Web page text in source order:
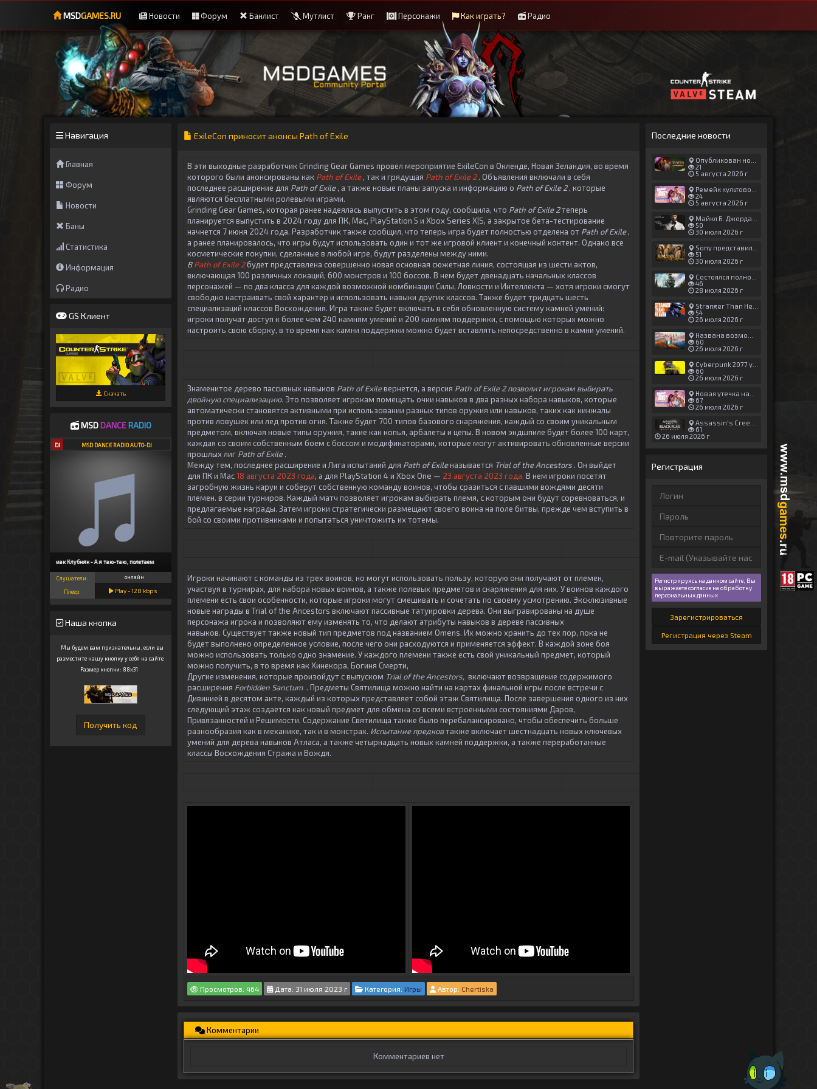
MSDGAMES.RU Новости Форум Банлист Мутлист Ранг Персонажи Как играть? Радио
Навигация
Главная
Форум
Новости
Баны
Статистика
Информация
Радио
GS Клиент
Скачать
MSDDANCE RADIO
DJ MSD DANCE RADIO AUTO-DJ
Смак Клубняк - А я таю-таю, полетаем
Слушатели: онлайн
Плеер: Play -128 kbps
Наша кнопка
Мы будем вам признательны, если вы
разместите нашу кнопку у себя на сайте.
Размер кнопки: 88x31
ExileCon приносит анонсы Path of Exile
В эти выходные разработчик Grinding Gear Games провел мероприятие ExileCon в Окленде, Новая Зеландия, во время
которого были анонсированы как Path of Exile , так и грядущая Path of Exile 2 . Объявления включали в себя
последнее расширение для Path of Exile, а также новые планы запуска и информацию о Path of Exile 2, которые
являются бесплатными ролевыми играми.
Grinding Gear Games, которая ранее надеялась выпустить в этом году, сообщила, что Path of Exile 2теперь
планируется выпустить в 2024 году для ПК, Mac, PlayStation 5 и Xbox Series X|S, а закрытое бета-тестирование
начнется 7 июня 2024 года. Разработчик также сообщил, что теперь игра будет полностью отделена от Path of Exile,
а ранее планировалось, что игры будут использовать один и тот же игровой клиент и конечный контент. Однако все
косметические покупки, сделанные в любой игре, будут разделены между ними.
ВPath of Exile 2будет представлена ​​совершенно новая основная сюжетная линия, состоящая из шести актов,
включающая 100 различных локаций, 600 монстров и 100 боссов. В нем будет двенадцать начальных классов
персонажей — по два класса для каждой возможной комбинации Силы, Ловкости и Интеллекта — хотя игроки смогут
свободно настраивать свой характер и использовать навыки других классов. Также будет тридцать шесть
специализаций классов Восхождения. Игра также будет включать в себя обновленную систему камней умений:
игроки получат доступ к более чем 240 камням умений и 200 камням поддержки, с помощью которых можно
настроить свою сборку, в то время как камни поддержки можно будет вставлять непосредственно в камни умений.
Знаменитое дерево пассивных навыков Path of Exileвернется, а версия Path of Exile 2 позволит игрокам выбирать
двойную специализацию. Это позволяет игрокам помещать очки навыков в два разных набора навыков, которые
автоматически становятся активными при использовании разных типов оружия или навыков, таких как кинжалы
против ловушек или лед против огня. Также будет 700 типов базового снаряжения, каждый со своим уникальным
предметом, включая новые типы оружия, такие как копья, арбалеты и цепы. В новом эндшпиле будет более 100 карт,
каждая со своим собственным боем с боссом и модификаторами, которые могут активировать обновленные версии
прошлых лиг Path of Exile.
Между тем, последнее расширение и Лига испытаний для Path of Exileназывается Trial of the Ancestors . Он выйдет
для ПК и Mac18 августа 2023 года, а для PlayStation 4 и Xbox One — 23 августа 2023 года. В нем игроки посетят
загробную жизнь каруи и соберут собственную команду воинов, чтобы сразиться с павшими вождями десяти
племен. в серии турниров. Каждый матч позволяет игрокам выбирать племя, с которым они будут соревноваться, и
предлагаемые награды. Затем игроки стратегически размещают своего воина на поле битвы, прежде чем вступить в
бой со своими противниками и попытаться уничтожить их тотемы.
Игроки начинают с команды из трех воинов, но могут использовать пользу, которую они получают от племен,
участвуя в турнирах, для набора новых воинов, а также полевых предметов и снаряжения для них. У воинов каждого
племени есть свои особенности, которые игроки могут смешивать и сочетать по своему усмотрению. Эксклюзивные
новые награды в Trial of the Ancestors включают пассивные татуировки дерева. Они выгравированы на душе
персонажа игрока и позволяют ему изменять то, что делают атрибуты навыков в дереве пассивных
навыков. Существует также новый тип предметов под названием Omens. Их можно хранить до тех пор, пока не
будет выполнено определенное условие, после чего они расходуются и применяется эффект. В каждой зоне боя
можно использовать только одно знамение. У каждого племени также есть свой уникальный предмет, который
можно получить, в то время как Хинекора, Богиня Смерти,
Другие изменения, которые произойдут с выпуском Trial of the Ancestors, включают возвращение содержимого
расширения Forbidden Sanctum . Предметы Святилища можно найти на картах финальной игры после встречи с
Дивинией в десятом акте, каждый из которых представляет собой этаж Святилища. После завершения одного из них
следующий этаж создается как новый предмет для обмена со всеми встроенными состояниями Даров,
Привязанностей и Решимости. Содержание Святилища также было перебалансировано, чтобы обеспечить больше
разнообразия как в механике, так и в монстрах. Испытание предковтакже включает шестнадцать новых ключевых
умений для дерева навыков Атласа, а также четырнадцать новых камней поддержки, а также переработанные
классы Восхождения Стража и Вождя.
Просмотров: 464 Дата: 31 июля 2023 г Категория: Игры Автор: Chertiska
Комментарии
Комментариев нет
Последние новости
Опубликован новый геймплей Man of Honor для Mafia: The Old Country
21
5 августа 2026 г
Ремейк культовой японской игры задержали ради выхода GTA 6
24
5 августа 2026 г
Майкл Б. Джордан сыграл главную роль в новой «Афере Томаса Крауна»
50
30 июля 2026 г
Sony представила трейлер новой части «Джуманджи»
51
30 июля 2026 г
Состоялся полноценный релиз Halo: Campaign Evolved
46
28 июля 2026 г
Stranger Than Heaven получила новый трейлер с акцентом на жестокие драки
54
26 июля 2026 г
Названа возможная дата выхода God of War: Laufey — 16 февраля 2027 года
60
26 июля 2026 г
Cyberpunk 2077 установила новый рекорд: 1,5 млрд загрузок модов, в топе — контент 18+
60
26 июля 2026 г
Новая утечка намекает на выход третьего трейлера GTA 6 уже 7 августа
67
26 июля 2026 г
Assassin's Creed Black Flag Resynced может позаимствовать систему испытаний у Mirage
61
26 июля 2026 г
Регистрация
Регистрируясь на данном сайте, Вы
выражаете согласие на обработку
персональных данных
Зарегистрироваться
Регистрация через Steam